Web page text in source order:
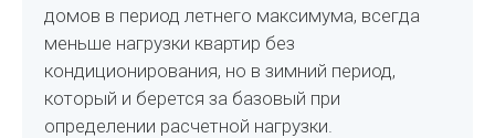
домов в период летнего максимума, всегда
меньше нагрузки квартир без
кондиционирования, но в зимний период,
который и берется за базовый при
определении расчетной нагрузки.